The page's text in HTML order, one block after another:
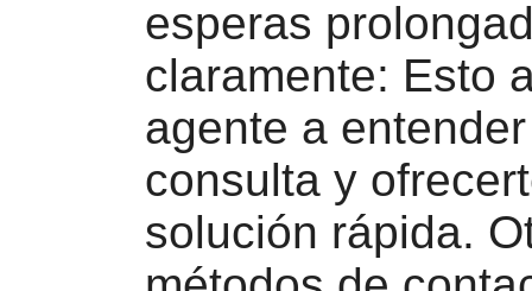
esperas
claramente: Esto
agente a
consulta y
solución rápida.